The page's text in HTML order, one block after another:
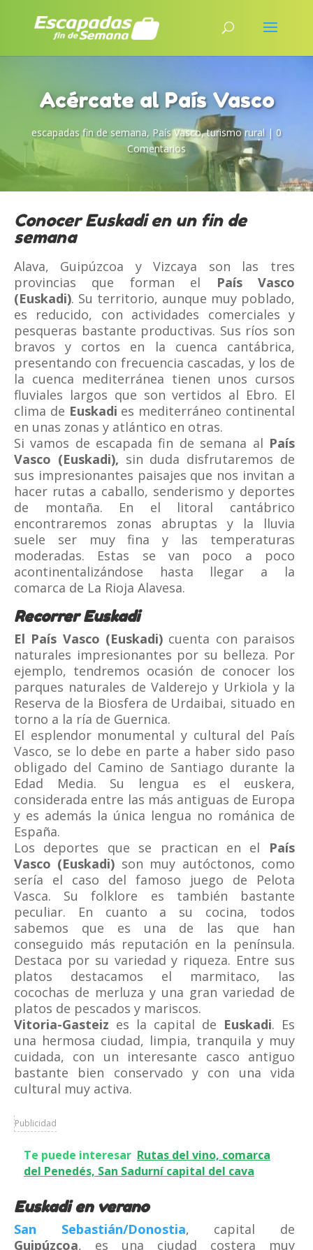
Acércate al País Vasco
escapadas fin de semana, País Vasco,turismo rural| 0
Comentarios
Conocer Euskadi en un fin de
semana
Alava, Guipúzcoa y Vizcaya son las tres
provincias que forman el
País Vasco
(Euskadi). Su territorio, aunque muy poblado,
es reducido, con actividades comerciales y
pesqueras bastante productivas. Sus ríos son
bravos y cortos en la cuenca cantábrica,
presentando con frecuencia cascadas, y los de
la cuenca mediterránea tienen unos cursos
fluviales largos que son vertidos al Ebro. El
clima de Euskadi es mediterráneo continental
en unas zonas y atlántico en otras.
Si vamos de escapada fin de semana al País
Vasco (Euskadi), sin duda disfrutaremos de
sus impresionantes paisajes que nos invitan a
hacer rutas a caballo, senderismo y deportes
de montaña. En el litoral cantábrico
encontraremos zonas abruptas y la lluvia
suele ser muy fina y las temperaturas
moderadas. Estas se van poco a poco
acontinentalizándose hasta llegar a la
comarca de La Rioja Alavesa.
Recorrer Euskadi
El País Vasco (Euskadi)cuenta con paraisos
naturales impresionantes por su belleza. Por
ejemplo, tendremos ocasión de conocer los
parques naturales de Valderejo y Urkiola y la
Reserva de la Biosfera de Urdaibai, situado en
torno a la ría de Guernica.
El esplendor monumental y cultural del País
Vasco, se lo debe en parte a haber sido paso
obligado del Camino de Santiago durante la
Edad Media. Su lengua es el euskera,
considerada entre las más antiguas de Europa
y es además la única lengua no románica de
España.
Los deportes que se practican en el País
Vasco (Euskadi) son muy autóctonos, como
sería el caso del famoso juego de Pelota
Vasca. Su folklore es también bastante
peculiar. En cuanto a su cocina, todos
sabemos que es una de las que han
conseguido más reputación en la península.
Destaca por su variedad y riqueza. Entre sus
platos destacamos el marmitaco, las
cocochas de merluza y una gran variedad de
platos de pescados y mariscos.
Vitoria-Gasteiz es la capital de Euskadi. Es
una hermosa ciudad, limpia, tranquila y muy
cuidada, con un interesante casco antiguo
bastante bien conservado y con una vida
cultural muy activa.
Publicidad
Te puede interesar Rutas del vino, comarca
del Penedés, San Sadurní capital del cava
Euskadi en verano
San Sebastián/Donostia, capital de
Guipúzcoa, es una ciudad costera muy